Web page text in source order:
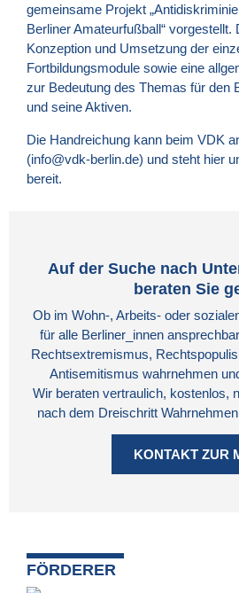
gemeinsame Projekt
Berliner Amateurfußball“ vorgestellt.
Konzeption und Umsetzung der
Fortbildungsmodule sowie eine
zur Bedeutung des Themas für den
und seine Aktiven.
Die Handreichung kann beim VDK
(info@vdk-berlin.de) und steht hier
bereit.
Auf der Suche nach
beraten Sie
Ob im Wohn-, Arbeits- oder
für alle Berliner_innen
Rechtsextremismus,
Antisemitismus wahrnehmen
Wir beraten vertraulich, kostenlos,
nach dem Dreischritt
KONTAKT ZUR
FÖRDERER